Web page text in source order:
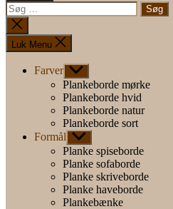
Søg
efter:
Luk
søgning
Luk Menu
Farver Vis
undermenu
Plankeborde mørke
Plankeborde hvid
Plankeborde natur
Plankeborde sort
Formål Vis
undermenu
Planke spiseborde
Planke sofaborde
Planke skriveborde
Planke haveborde
Plankebænke